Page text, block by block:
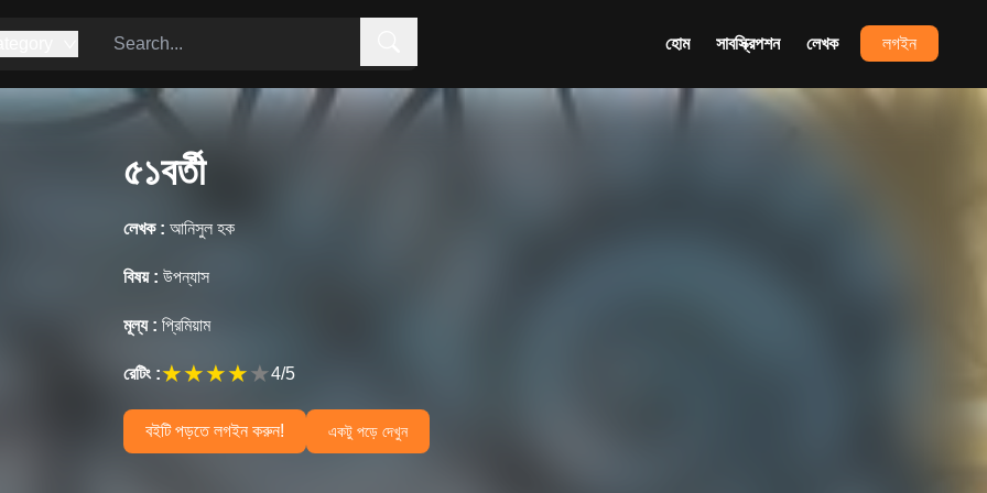
হোম সাবস্ক্রিপশন লেখক লগইন
৫১বর্তী
লেখক : আনিসুল হক
বিষয় : উপন্যাস
মূল্য : প্রিমিয়াম
রেটিং :★★★★★4/5
বইটি পড়তে লগইন করুন! একটু পড়ে দেখুন